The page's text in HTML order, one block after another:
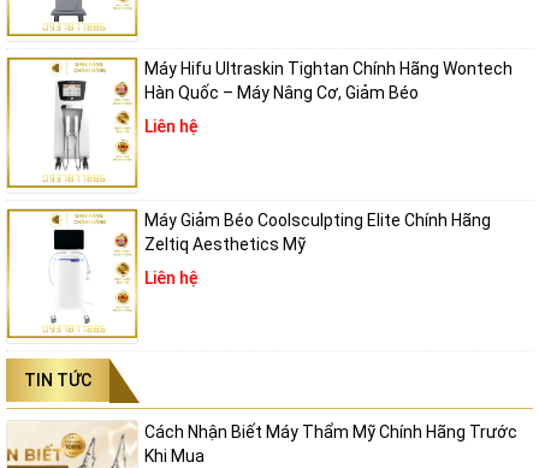
Thân thiện với người dùng, màn hình cảm ứng thông minh,
dễ thao tác, cùng thiết kế nhỏ gọn, cơ động, phù hợp với
nhiều không gian thẩm mỹ.
Ưu điểm của máy Laser Helios 4
Máy Hifu Ultraskin Tightan Chính Hãng Wontech
Hàn Quốc – Máy Nâng Cơ, Giảm Béo
Liên hệ
Máy Giảm Béo Coolsculpting Elite Chính Hãng
Zeltiq Aesthetics Mỹ
Liên hệ
TIN TỨC
Cách Nhận Biết Máy Thẩm Mỹ Chính Hãng Trước
Khi Mua